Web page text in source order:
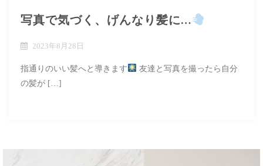
写真で気づく、げんなり髪に…
2023年8月28日
指通りのいい髪へと導きます
友達と写真を撮ったら自分
の髪が […]